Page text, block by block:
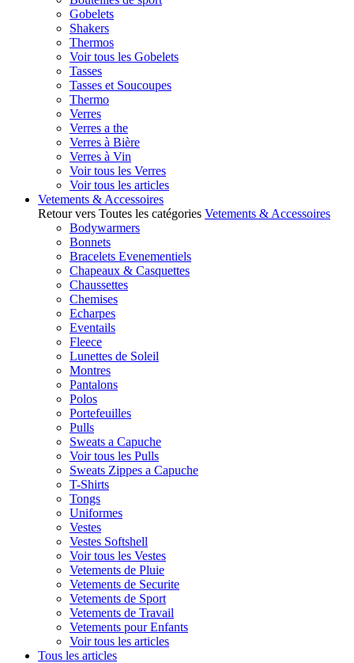
Gobelets
Shakers
Thermos
Voir tous les Gobelets
Tasses
Tasses et Soucoupes
Thermo
Verres
Verres a the
Verres à Bière
Verres à Vin
Voir tous les Verres
Voir tous les articles
Vetements & Accessoires
Retour vers Toutes les catégories Vetements & Accessoires
Bodywarmers
Bonnets
Bracelets Evenementiels
Chapeaux & Casquettes
Chaussettes
Chemises
Echarpes
Eventails
Fleece
Lunettes de Soleil
Montres
Pantalons
Polos
Portefeuilles
Pulls
Sweats a Capuche
Voir tous les Pulls
Sweats Zippes a Capuche
T-Shirts
Tongs
Uniformes
Vestes
Vestes Softshell
Voir tous les Vestes
Vetements de Pluie
Vetements de Securite
Vetements de Sport
Vetements de Travail
Vetements pour Enfants
Voir tous les articles
Tous les articles